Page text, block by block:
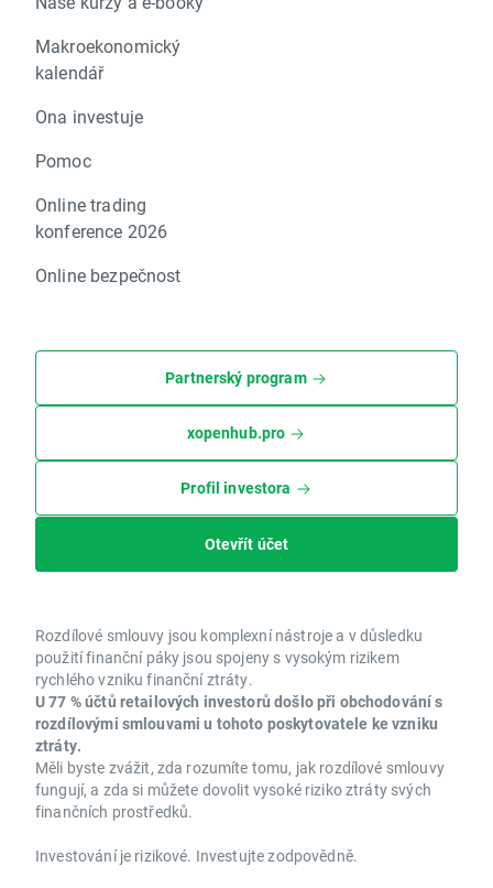
Makroekonomický
kalendář
Ona investuje
Pomoc
Online trading
konference 2026
Online bezpečnost
Partnerský program
xopenhub.pro
Profil investora
Otevřít účet
Rozdílové smlouvy jsou komplexní nástroje a v důsledku
použití finanční páky jsou spojeny s vysokým rizikem
rychlého vzniku finanční ztráty.
U 77 % účtů retailových investorů došlo při obchodování s
rozdílovými smlouvami u tohoto poskytovatele ke vzniku
ztráty.
Měli byste zvážit, zda rozumíte tomu, jak rozdílové smlouvy
fungují, a zda si můžete dovolit vysoké riziko ztráty svých
finančních prostředků.
Investování je rizikové. Investujte zodpovědně.